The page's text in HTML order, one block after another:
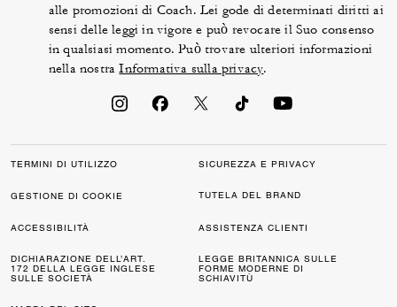
alle promozioni di Coach. Lei gode di determinati diritti ai
sensi delle leggi in vigore e può revocare il Suo consenso
in qualsiasi momento. Può trovare ulteriori informazioni
nella nostraInformativa sulla privacy.
TERMINI DI UTILIZZO SICUREZZA E PRIVACY
GESTIONE DI COOKIE TUTELA DEL BRAND
ACCESSIBILITÀ ASSISTENZA CLIENTI
DICHIARAZIONE DELL’ART.
172 DELLA LEGGE INGLESE
SULLE SOCIETÀ
LEGGE BRITANNICA SULLE
FORME MODERNE DI
SCHIAVITÙ